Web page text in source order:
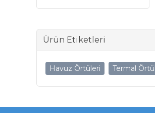
Ürün Etiketleri
Havuz Örtüleri Termal